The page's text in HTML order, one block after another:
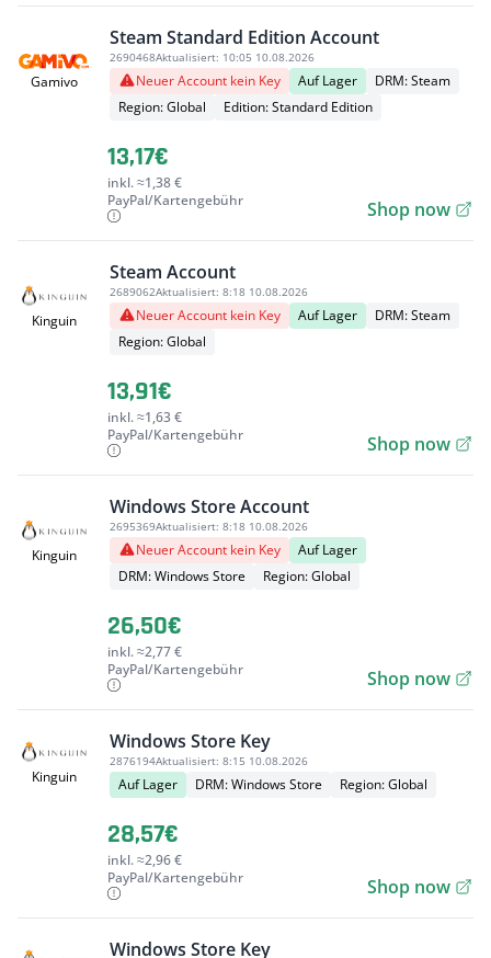
Gamivo
Steam Standard Edition Account
2690468Aktualisiert: 10:05 10.08.2026
Neuer Account kein Key Auf Lager
DRM: Steam
Region: Global
Edition: Standard Edition
13,17€
inkl. ≈1,38 €
PayPal/Kartengebühr
Shop now
Kinguin
Steam Account
2689062Aktualisiert: 8:18 10.08.2026
Neuer Account kein Key Auf Lager
DRM: Steam
Region: Global
13,91€
inkl. ≈1,63 €
PayPal/Kartengebühr
Shop now
Kinguin
Windows Store Account
2695369Aktualisiert: 8:18 10.08.2026
Neuer Account kein Key
Auf Lager
DRM: Windows Store
Region: Global
26,50€
inkl. ≈2,77 €
PayPal/Kartengebühr
Shop now
Kinguin
Windows Store Key
2876194Aktualisiert: 8:15 10.08.2026
Auf Lager DRM: Windows Store Region: Global
28,57€
inkl. ≈2,96 €
PayPal/Kartengebühr
Shop now
Windows Store Key